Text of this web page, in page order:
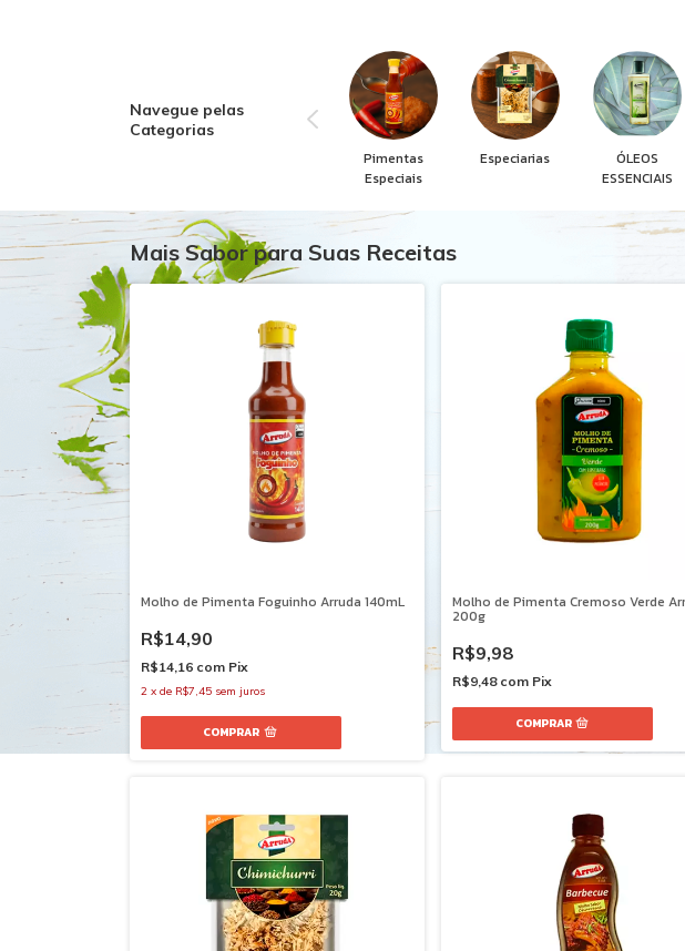
Navegue pelas
Categorias
Pimentas
Especiais
Especiarias
ÓLEOS
ESSENCIAIS
Mais Sabor para Suas Receitas
Molho de Pimenta Foguinho Arruda 140mL
R$14,90
R$14,16 com Pix
2 x de R$7,45 sem juros
Molho de Pimenta Cremoso Verde
200g
R$9,98
R$9,48 com Pix